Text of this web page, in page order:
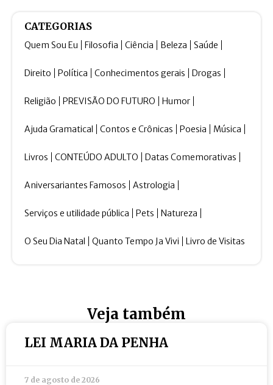
CATEGORIAS
Quem Sou Eu Filosofia Ciência Beleza Saúde
Direito Política Conhecimentos gerais Drogas
Religião PREVISÃO DO FUTURO Humor
Ajuda Gramatical Contos e Crônicas Poesia Música
Livros CONTEÚDO ADULTO Datas Comemorativas
Aniversariantes Famosos Astrologia
Serviços e utilidade pública Pets Natureza
O Seu Dia Natal Quanto Tempo Ja Vivi Livro de Visitas
Veja também
LEI MARIA DA PENHA
7 de agosto de 2026